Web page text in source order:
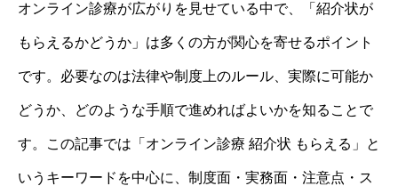
オンライン診療が広がりを見せている中で、「紹介状が
もらえるかどうか」は多くの方が関心を寄せるポイント
です。必要なのは法律や制度上のルール、実際に可能か
どうか、どのような手順で進めればよいかを知ることで
す。この記事では「オンライン診療 紹介状 もらえる」と
いうキーワードを中心に、制度面・実務面・注意点・ス